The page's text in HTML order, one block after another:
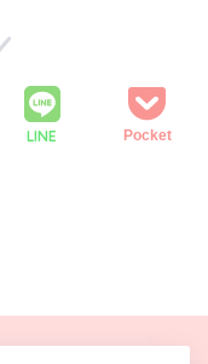
LINE Pocket